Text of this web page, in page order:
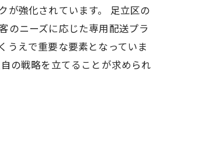
が強化されています。 足立区の
のニーズに応じた専用配送プラ
うえで重要な要素となっていま
の戦略を立てることが求められ